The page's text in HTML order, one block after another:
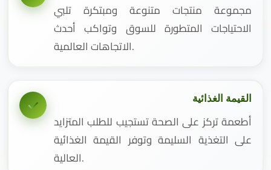
مجموعة منتجات متنوعة ومبتكرة تلبي
الاحتياجات المتطورة للسوق وتواكب أحدث
الاتجاهات العالمية.
القيمة الغذائية
أطعمة تركز على الصحة تستجيب للطلب المتزايد
على التغذية السليمة وتوفر القيمة الغذائية
العالية.